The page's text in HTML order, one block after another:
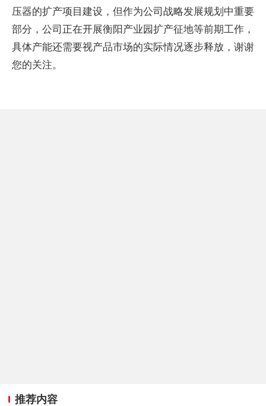
压器的扩产项目建设，但作为公司战略发展规划中重要
部分，公司正在开展衡阳产业园扩产征地等前期工作，
具体产能还需要视产品市场的实际情况逐步释放，谢谢
您的关注。
推荐内容